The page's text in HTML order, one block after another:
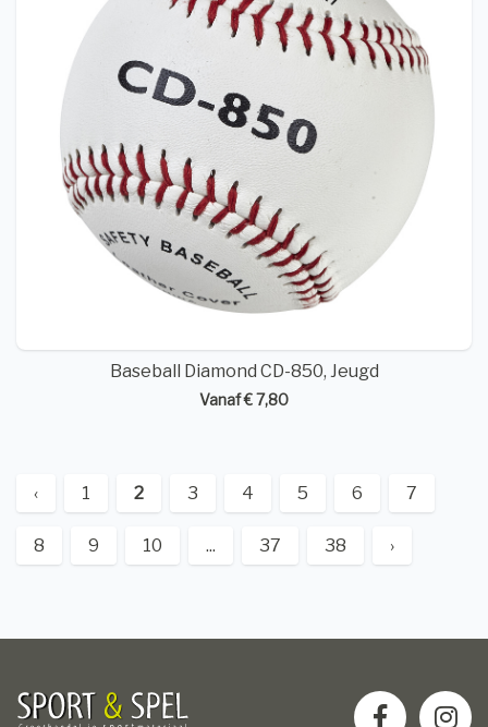
Baseball Diamond CD-850, Jeugd
Vanaf € 7,80
‹ 1 2 3 4 5 6 7
8 9 10 ... 37 38 ›